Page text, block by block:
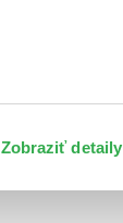
Zobraziť detaily